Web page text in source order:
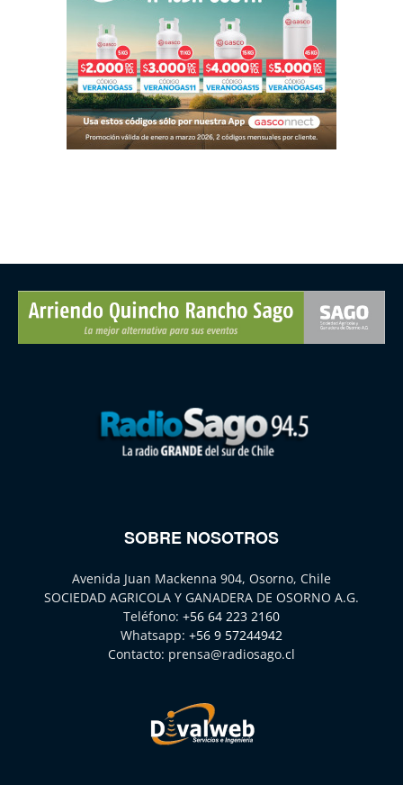
SOBRE NOSOTROS
Avenida Juan Mackenna 904, Osorno, Chile
SOCIEDAD AGRICOLA Y GANADERA DE OSORNO A.G.
Teléfono: +56 64 223 2160
Whatsapp: +56 9 57244942
Contacto: prensa@radiosago.cl